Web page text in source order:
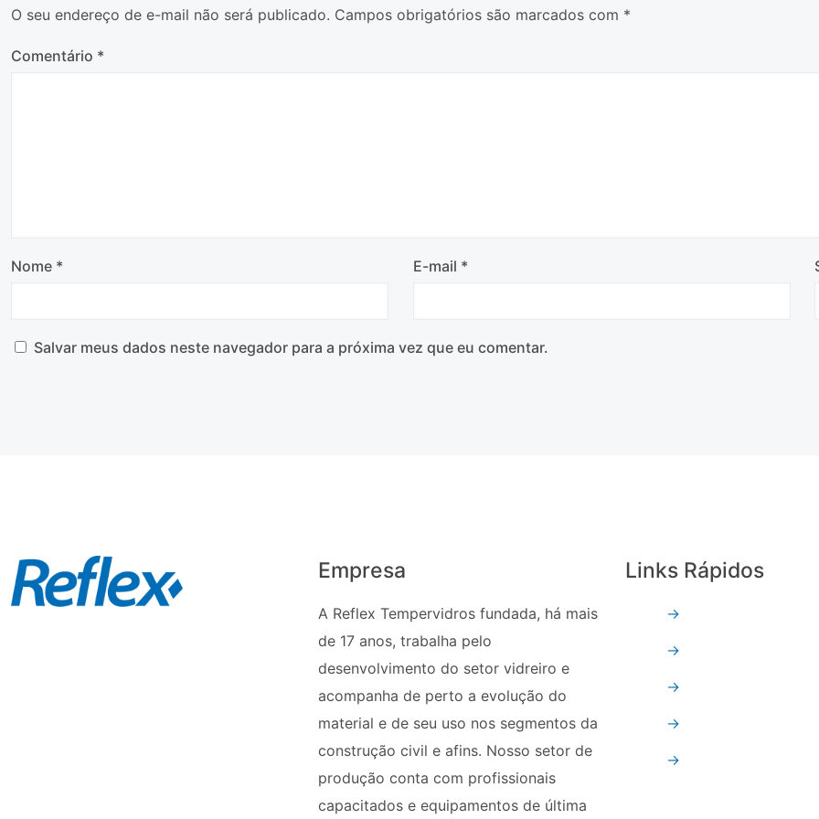
O seu endereço de e-mail não será publicado. Campos obrigatórios são marcados com *
Comentário *
Nome * E-mail *
Salvar meus dados neste navegador para a próxima vez que eu comentar.
Empresa
A Reflex Tempervidros fundada, há mais
de 17 anos, trabalha pelo
desenvolvimento do setor vidreiro e
acompanha de perto a evolução do
material e de seu uso nos segmentos da
construção civil e afins. Nosso setor de
produção conta com profissionais
capacitados e equipamentos de última
Links Rápidos
→
→
→
→
→